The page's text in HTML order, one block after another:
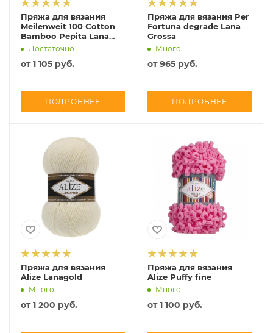
Пряжа для вязания
Meilenweit 100 Cotton
Bamboo Pepita Lana
Grossa
Достаточно
от1 105 руб.
ПОДРОБНЕЕ
Пряжа для вязания Per
Fortuna degrade Lana
Grossa
Много
от965 руб.
ПОДРОБНЕЕ
Пряжа для вязания
Alize Lanagold
Много
от1 200 руб.
Пряжа для вязания
Alize Puffy fine
Много
от1 100 руб.